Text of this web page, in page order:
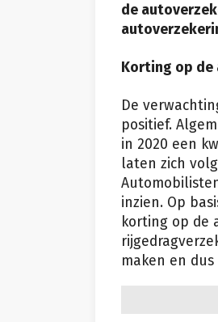
de
Korting op
De
positief.
in 2020 een
laten zich
inzien. Op
korting op de
maken en